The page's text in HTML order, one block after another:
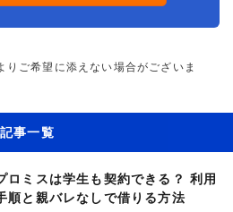
ご希望に添えない場合がございま
事一覧
ロミスは学生も契約できる？ 利用
順と親バレなしで借りる方法